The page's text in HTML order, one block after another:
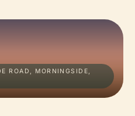
ROAD, MORNINGSIDE,